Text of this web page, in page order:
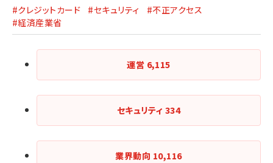
#クレジットカード #セキュリティ
#不正アクセス
#経済産業省
運営 6,115
セキュリティ 334
業界動向 10,116